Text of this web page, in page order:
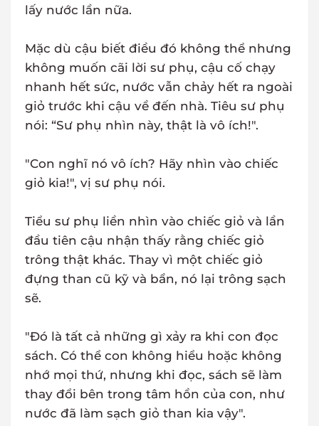
lấy nước lần nữa.
Mặc dù cậu biết điều đó không thể nhưng
không muốn cãi lời sư phụ, cậu cố chạy
nhanh hết sức, nước vẫn chảy hết ra ngoài
giỏ trước khi cậu về đến nhà. Tiêu sư phụ
nói: “Sư phụ nhìn này, thật là vô ích!".
"Con nghĩ nó vô ích? Hãy nhìn vào chiếc
giỏ kia!", vị sư phụ nói.
Tiểu sư phụ liền nhìn vào chiếc giỏ và lần
đầu tiên cậu nhận thấy rằng chiếc giỏ
trông thật khác. Thay vì một chiếc giỏ
đựng than cũ kỹ và bẩn, nó lại trông sạch
sẽ.
"Đó là tất cả những gì xảy ra khi con đọc
sách. Có thể con không hiểu hoặc không
nhớ mọi thứ, nhưng khi đọc, sách sẽ làm
thay đổi bên trong tâm hồn của con, như
nước đã làm sạch giỏ than kia vậy".